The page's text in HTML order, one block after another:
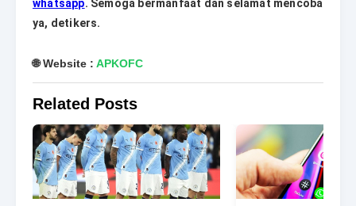
whatsapp. Semoga bermanfaat dan selamat mencoba
ya, detikers.
🌐 Website : APKOFC
Related Posts